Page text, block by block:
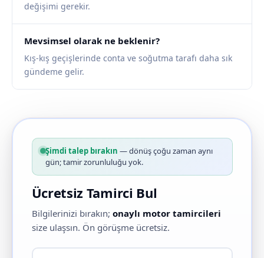
değişimi gerekir.
Mevsimsel olarak ne beklenir?
Kış-kış geçişlerinde conta ve soğutma tarafı daha sık
gündeme gelir.
Şimdi talep bırakın — dönüş çoğu zaman aynı
gün; tamir zorunluluğu yok.
Ücretsiz Tamirci Bul
Bilgilerinizi bırakın; onaylı motor tamircileri
size ulaşsın. Ön görüşme ücretsiz.